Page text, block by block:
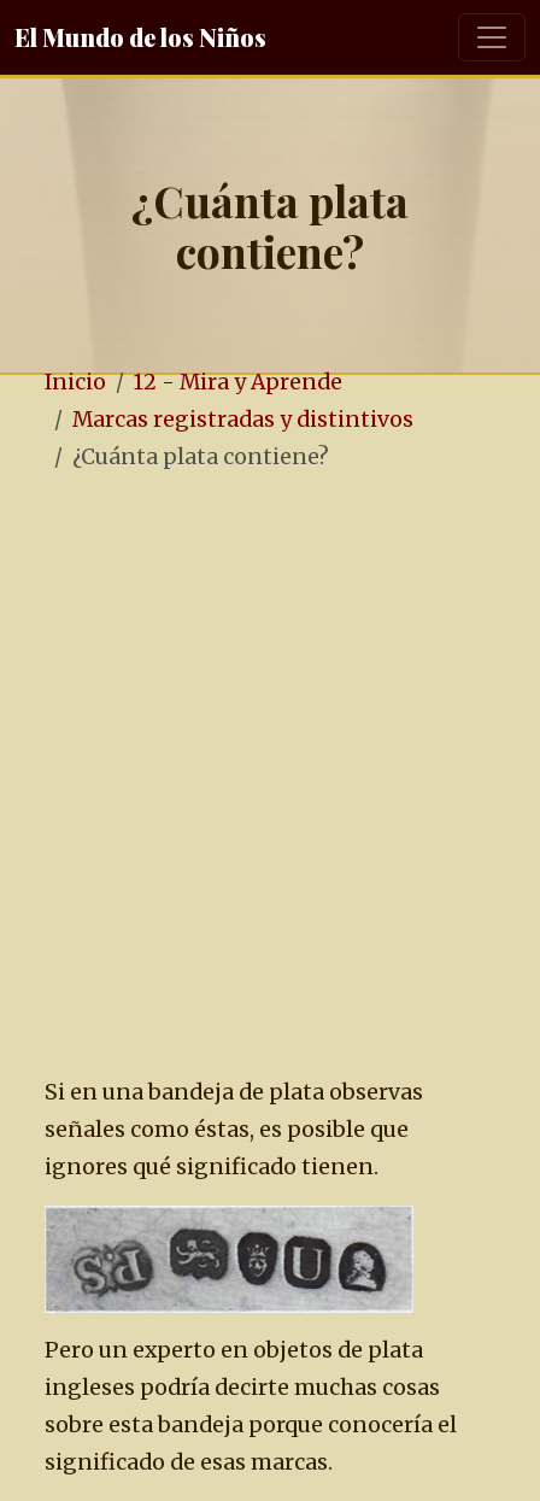
El Mundo de los Niños
¿Cuánta plata
contiene?
Inicio
12 - Mira y Aprende
Marcas registradas y distintivos
¿Cuánta plata contiene?
Si en una bandeja de plata observas
señales como éstas, es posible que
ignores qué significado tienen.
Pero un experto en objetos de plata
ingleses podría decirte muchas cosas
sobre esta bandeja porque conocería el
significado de esas marcas.